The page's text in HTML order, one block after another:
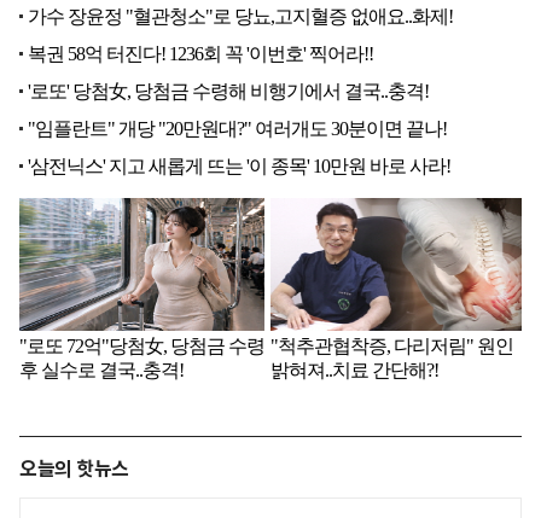
오늘의 핫뉴스